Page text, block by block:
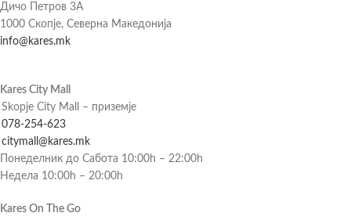
Дичо Петров 3А
1000 Скопје, Северна Македонија
info@kares.mk
Kares City Mall
Skopje City Mall – приземје
078-254-623
citymall@kares.mk
Понеделник до Сабота 10:00h – 22:00h
Недела 10:00h – 20:00h
Kares On The Go